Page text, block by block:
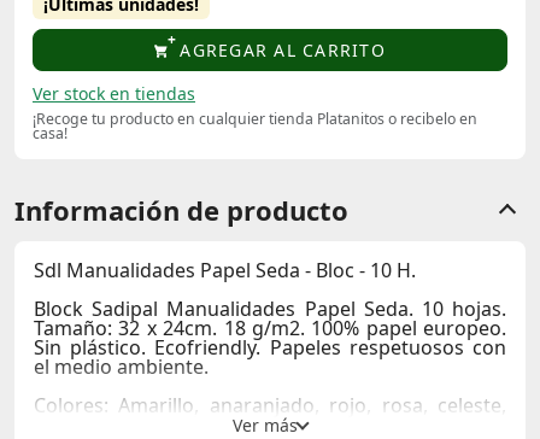
AGREGAR AL CARRITO
Ver stock en tiendas
¡Recoge tu producto en cualquier tienda Platanitos o recibelo en
casa!
Información de producto
Sdl Manualidades Papel Seda - Bloc - 10 H.
Block Sadipal Manualidades Papel Seda. 10 hojas.
Tamaño: 32 x 24cm. 18 g/m2. 100% papel europeo.
Sin plástico. Ecofriendly. Papeles respetuosos con
el medio ambiente.
Colores: Amarillo, anaranjado, rojo, rosa, celeste,
azul, verde, marrón, blanco y negro.